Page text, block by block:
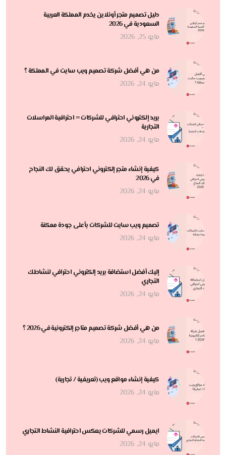
دليل تصميم متجر أونلاين يخدم المملكة العربية
السعودية في 2026
مايو 25, 2026
من هي أفضل شركة تصميم ويب سايت في المملكة ؟
مايو 24, 2026
بريد إلكتروني احترافي للشركات = احترافية المراسلات
التجارية
مايو 24, 2026
كيفية إنشاء متجر إلكتروني احترافي يحقق لك النجاح
في 2026
مايو 24, 2026
تصميم ويب سايت للشركات بأعلى جودة ممكنة
مايو 24, 2026
إليك أفضل استضافة بريد إلكتروني احترافي لنشاطك
التجاري
مايو 24, 2026
من هي أفضل شركة تصميم متاجر إلكترونية في 2026 ؟
مايو 24, 2026
كيفية إنشاء مواقع ويب (تعريفية / تجارية)
مايو 24, 2026
ايميل رسمي للشركات يعكس احترافية النشاط التجاري
مايو 24, 2026